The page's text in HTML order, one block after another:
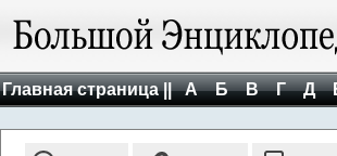
Главная страница || А Б В Г Д